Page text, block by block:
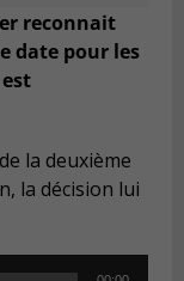
reconnait
date pour les
la deuxième
la décision lui